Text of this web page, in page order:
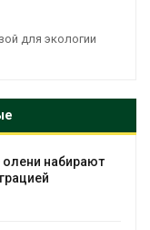
для экологии
набирают